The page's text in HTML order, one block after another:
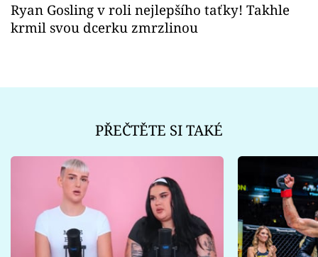
Ryan Gosling v roli nejlepšího taťky! Takhle
krmil svou dcerku zmrzlinou
PŘEČTĚTE SI TAKÉ